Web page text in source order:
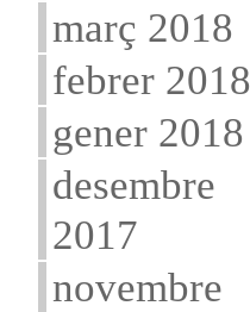
març 2018
febrer 2018
gener 2018
desembre
2017
novembre